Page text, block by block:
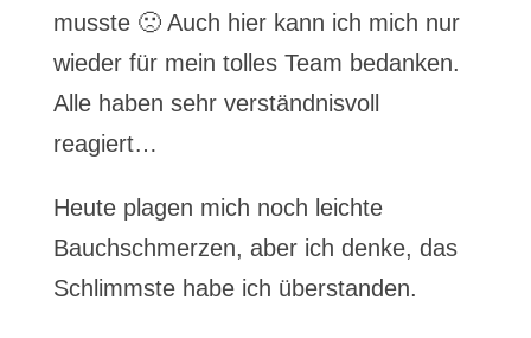
musste 🙁 Auch hier kann ich mich nur
wieder für mein tolles Team bedanken.
Alle haben sehr verständnisvoll
reagiert…
Heute plagen mich noch leichte
Bauchschmerzen, aber ich denke, das
Schlimmste habe ich überstanden.